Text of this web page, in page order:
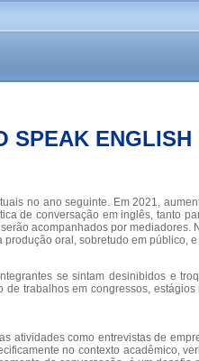
SPEAK ENGLISH
no ano seguinte. Em 2021,
de conversação em inglês, tanto
acompanhados por
oral, sobretudo em público,
se sintam desinibidos e
trabalhos em congressos,
como entrevistas de
no contexto acadêmico,